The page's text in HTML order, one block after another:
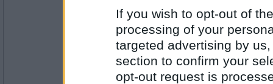
If you wish to opt-out of
processing of your
targeted advertising by
section to confirm your
opt-out request is
Antal inlägg: 900
- Ej medlem längre
ok rolig ide med 1700-tal :)